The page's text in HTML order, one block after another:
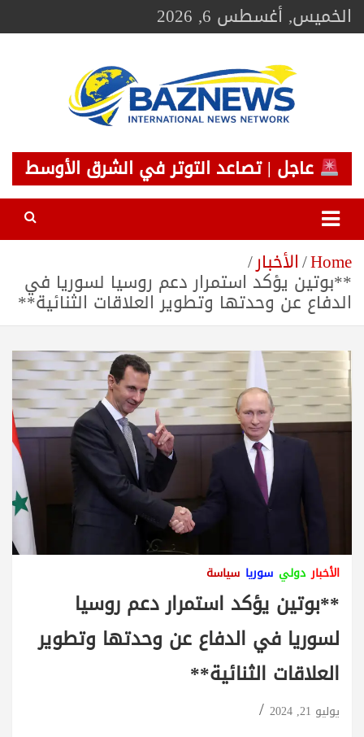
Skip
toالخميس, أغسطس 6, 2026
BAZNEWS
شبكة باز الإخبارية
عاجل | تصاعد التوتر في الشرق الأوسط
Home الأخبار
**بوتين يؤكد استمرار دعم روسيا لسوريا في
الدفاع عن وحدتها وتطوير العلاقات الثنائية**
الأخبار دولي سوريا سياسة
**بوتين يؤكد استمرار دعم روسيا
لسوريا في الدفاع عن وحدتها وتطوير
العلاقات الثنائية**
يوليو 21, 2024